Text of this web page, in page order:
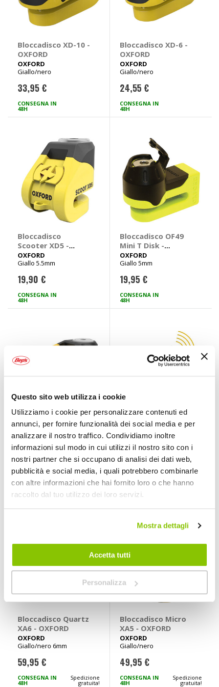
Questo sito web utilizza i cookie
Utilizziamo i cookie per personalizzare contenuti ed
annunci, per fornire funzionalità dei social media e per
analizzare il nostro traffico. Condividiamo inoltre
informazioni sul modo in cui utilizzi il nostro sito con i
nostri partner che si occupano di analisi dei dati web,
pubblicità e social media, i quali potrebbero combinarle
con altre informazioni che hai fornito loro o che hanno
raccolto dal tuo utilizzo dei loro servizi.
Mostra dettagli
Accetta tutti
Personalizza
Bloccadisco XD-10 -
OXFORD
OXFORD
Giallo/nero
33,95 €
CONSEGNA IN
48H
Bloccadisco XD-6 -
OXFORD
OXFORD
Giallo/nero
24,55 €
CONSEGNA IN
48H
Bloccadisco
Scooter XD5 -
OXFORD
OXFORD
Giallo 5.5mm
19,90 €
CONSEGNA IN
48H
Bloccadisco OF49
Mini T Disk -
OXFORD
OXFORD
Giallo 5mm
19,95 €
CONSEGNA IN
48H
Bloccadisco Quartz
XA10 - OXFORD
OXFORD
78xh56mm
64,95 €
CONSEGNA IN Spedizione
gratuita!
Bloccadisco XA7
Allarm - OXFORD
OXFORD
44,95 €
CONSEGNA IN Spedizione
Bloccadisco Quartz
XA6 - OXFORD
OXFORD
Giallo/nero 6mm
59,95 €
CONSEGNA IN
48H
Spedizione
gratuita!
Bloccadisco Micro
XA5 - OXFORD
OXFORD
Giallo/nero
49,95 €
CONSEGNA IN
48H
Spedizione
gratuita!